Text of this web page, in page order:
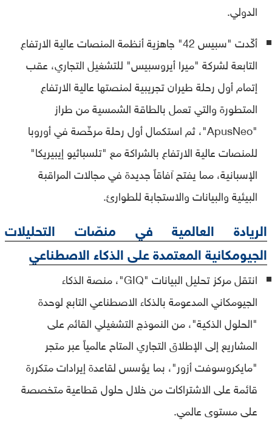
الدولي.
أكّدت "سبيس 42" جاهزية أنظمة المنصات عالية الارتفاع
التابعة لشركة "ميرا أيروسبيس" للتشغيل التجاري، عقب
إتمام أول رحلة طيران تجريبية لمنصتها عالية الارتفاع
المتطورة والتي تعمل بالطاقة الشمسية من طراز
"ApusNeo"، ثم استكمال أول رحلة مرخّصة في أوروبا
للمنصات عالية الارتفاع بالشراكة مع "تلسباثيو إيبيريكا"
الإسبانية، مما يفتح آفاقاً جديدة في مجالات المراقبة
البيئية والبيانات والاستجابة للطوارئ.
الريادة العالمية في منصّات التحليلات
الجيومكانية المعتمدة على الذكاء الاصطناعي
انتقل مركز تحليل البيانات "GIQ"، منصة الذكاء
الجيومكاني المدعومة بالذكاء الاصطناعي التابع لوحدة
"الحلول الذكية"، من النموذج التشغيلي القائم على
المشاريع إلى الإطلاق التجاري المتاح عالمياً عبر متجر
"مايكروسوفت أزور"، بما يؤسس لقاعدة إيرادات متكررة
قائمة على الاشتراكات من خلال حلول قطاعية متخصصة
على مستوى عالمي.